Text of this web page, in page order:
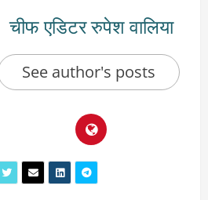
चीफ एडिटर रुपेश वालिया
See author's posts